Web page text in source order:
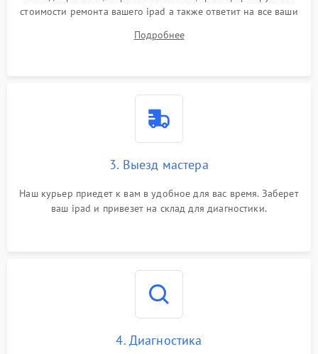
Питание и аккумулятор
стоимости ремонта вашего ipad а также ответит на все ваши
Подробнее
3. Выезд мастера
Наш курьер приедет к вам в удобное для вас время. Заберет
ваш ipad и привезет на склад для диагностики.
4. Диагностика